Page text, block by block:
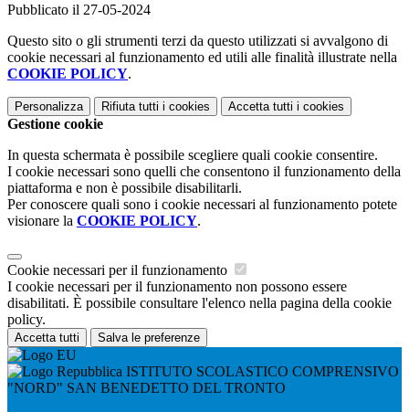
Pubblicato il 27-05-2024
Questo sito o gli strumenti terzi da questo utilizzati si avvalgono di
cookie necessari al funzionamento ed utili alle finalità illustrate nella
COOKIE POLICY.
Personalizza Rifiuta tutti i cookies Accetta tutti i cookies
Gestione cookie
In questa schermata è possibile scegliere quali cookie consentire.
I cookie necessari sono quelli che consentono il funzionamento della
piattaforma e non è possibile disabilitarli.
Per conoscere quali sono i cookie necessari al funzionamento potete
visionare la COOKIE POLICY.
Cookie necessari per il funzionamento
I cookie necessari per il funzionamento non possono essere
disabilitati. È possibile consultare l'elenco nella pagina della cookie
policy.
Accetta tutti Salva le preferenze
ISTITUTO SCOLASTICO COMPRENSIVO
"NORD" SAN BENEDETTO DEL TRONTO